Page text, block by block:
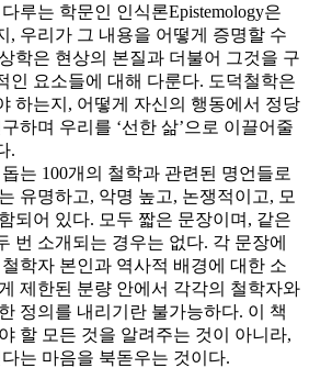
루는 학문인 인식론Epistemology은
, 우리가 그 내용을 어떻게 증명할 수
학은 현상의 본질과 더불어 그것을 구
인 요소들에 대해 다룬다. 도덕철학은
하는지, 어떻게 자신의 행동에서 정당
하며 우리를 ‘선한 삶’으로 이끌어줄
.
는 100개의 철학과 관련된 명언들로
유명하고, 악명 높고, 논쟁적이고, 모
되어 있다. 모두 짧은 문장이며, 같은
번 소개되는 경우는 없다. 각 문장에
학자 본인과 역사적 배경에 대한 소
제한된 분량 안에서 각각의 철학자와
정의를 내리기란 불가능하다. 이 책
할 모든 것을 알려주는 것이 아니라,
는 마음을 북돋우는 것이다.